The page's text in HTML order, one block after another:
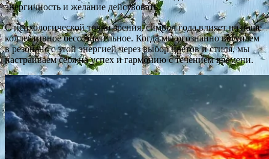
энергичность и желание действовать.
С психологической точки зрения, символ года влияет на наше
коллективное бессознательное. Когда мы осознанно вступаем
в резонанс с этой энергией через выбор цветов и стиля, мы
настраиваем себя на успех и гармонию с течением времени.